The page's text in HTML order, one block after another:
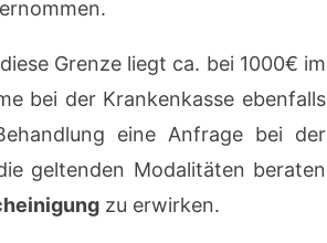
Grenze liegt ca. bei 1000€ im
bei der Krankenkasse ebenfalls
eine Anfrage bei der
geltenden Modalitäten beraten
zu erwirken.